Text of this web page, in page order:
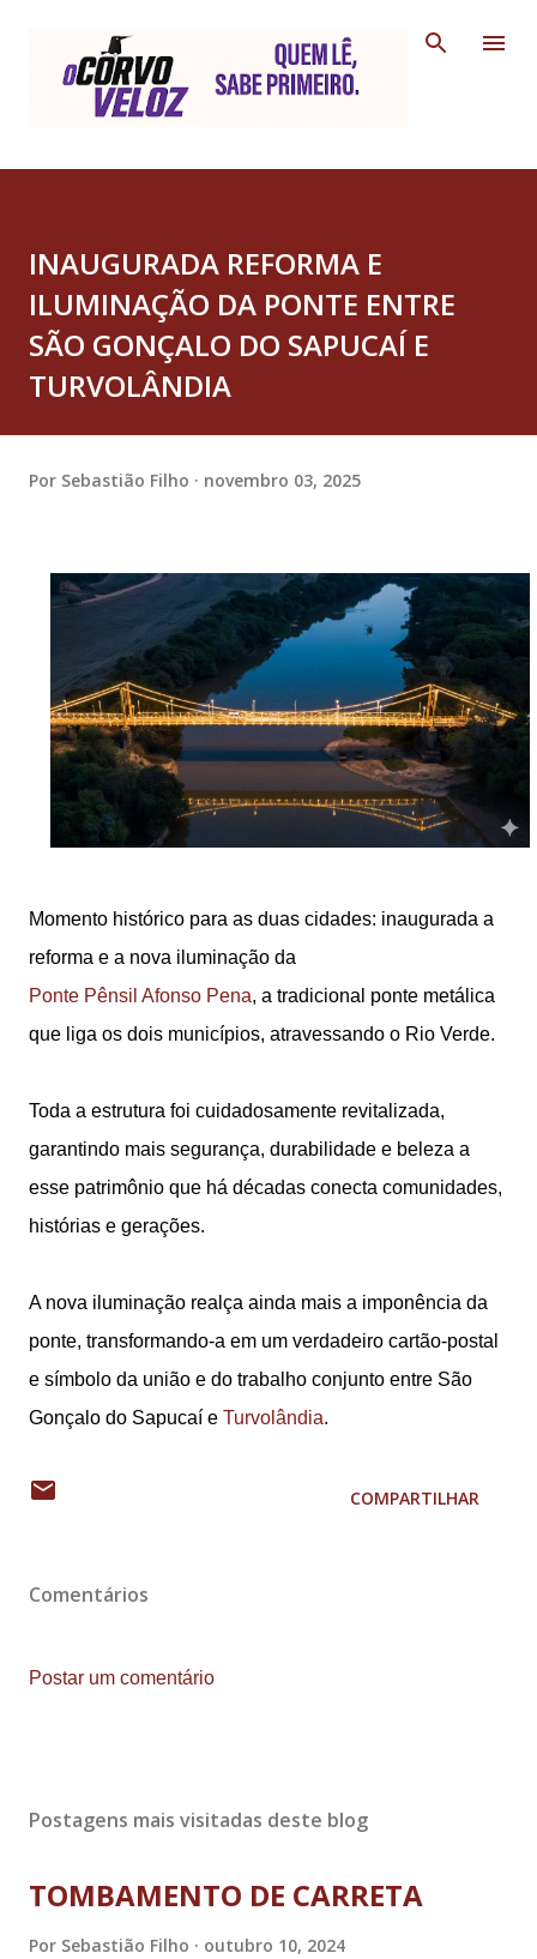
INAUGURADA REFORMA E
ILUMINAÇÃO DA PONTE ENTRE
SÃO GONÇALO DO SAPUCAÍ E
TURVOLÂNDIA
Por Sebastião Filho novembro 03, 2025
Momento histórico para as duas cidades: inaugurada a
reforma e a nova iluminação da
Ponte Pênsil Afonso Pena, a tradicional ponte metálica
que liga os dois municípios, atravessando o Rio Verde.
Toda a estrutura foi cuidadosamente revitalizada,
garantindo mais segurança, durabilidade e beleza a
esse patrimônio que há décadas conecta comunidades,
histórias e gerações.
A nova iluminação realça ainda mais a imponência da
ponte, transformando-a em um verdadeiro cartão-postal
e símbolo da união e do trabalho conjunto entre São
Gonçalo do Sapucaí e Turvolândia.
COMPARTILHAR
Comentários
Postar um comentário
Postagens mais visitadas deste blog
TOMBAMENTO DE CARRETA
Por Sebastião Filho outubro 10, 2024